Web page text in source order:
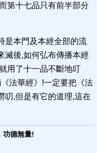
第十七品只有前半部分
是本門及本經全部的流
滅後,如何弘布傳播本經
用了十一品不斷地叮
法華經》!一定要把《法
叨,但是有它的道理,這在
功德無量!